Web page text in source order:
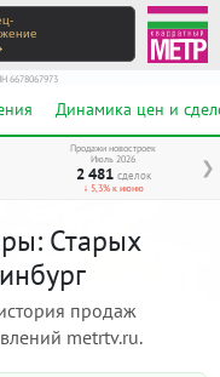
6678067973
Динамика цен и
❯
Продажи новостроек
Июль 2026
2 481 сделок
↓ 5,3% к июню
Старых
продаж
metrtv.ru.